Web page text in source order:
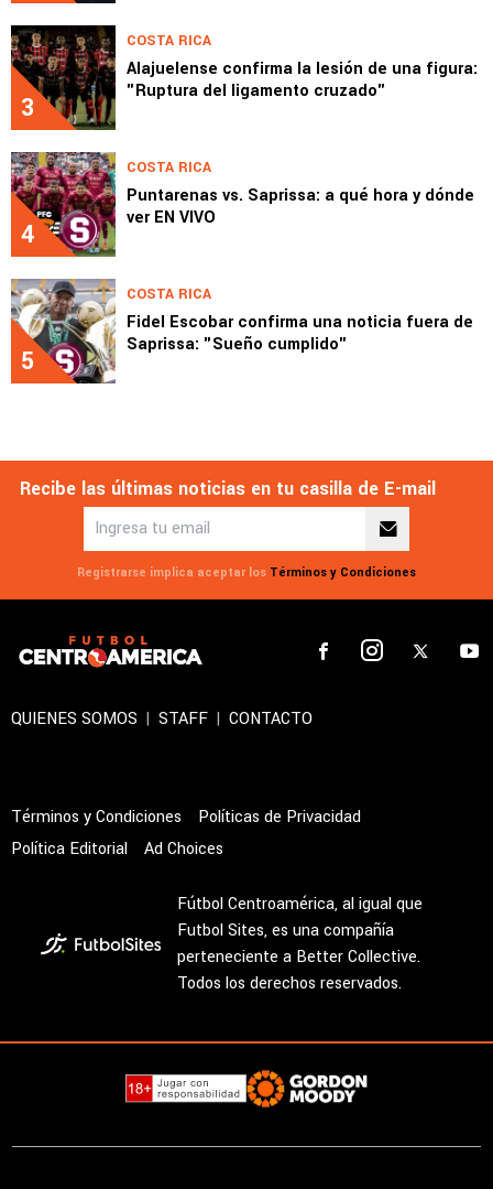
3
COSTA RICA
Alajuelense confirma la lesión de una figura:
"Ruptura del ligamento cruzado"
4
COSTA RICA
Puntarenas vs. Saprissa: a qué hora y dónde
ver EN VIVO
5
COSTA RICA
Fidel Escobar confirma una noticia fuera de
Saprissa: "Sueño cumplido"
Recibe las últimas noticias en tu casilla de E-mail
Registrarse implica aceptar los Términos y Condiciones
QUIENES SOMOS | STAFF | CONTACTO
Términos y Condiciones
Políticas de Privacidad
Política Editorial
Ad Choices
Fútbol Centroamérica, al igual que
Futbol Sites, es una compañía
perteneciente a Better Collective.
Todos los derechos reservados.